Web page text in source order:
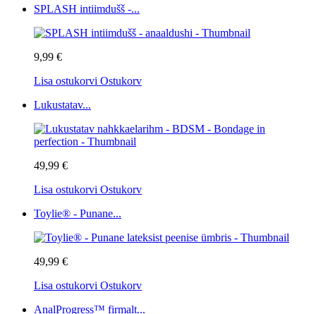
SPLASH intiimdušš -...
9,99 €
Lisa ostukorvi Ostukorv
Lukustatav...
49,99 €
Lisa ostukorvi Ostukorv
Toylie® - Punane...
49,99 €
Lisa ostukorvi Ostukorv
AnalProgress™ firmalt...